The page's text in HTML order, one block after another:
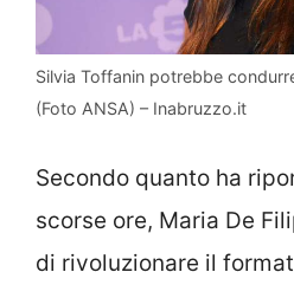
Silvia Toffanin potrebbe
(Foto ANSA) – Inabruzzo.it
Secondo quanto ha
scorse ore, Maria De
di rivoluzionare il